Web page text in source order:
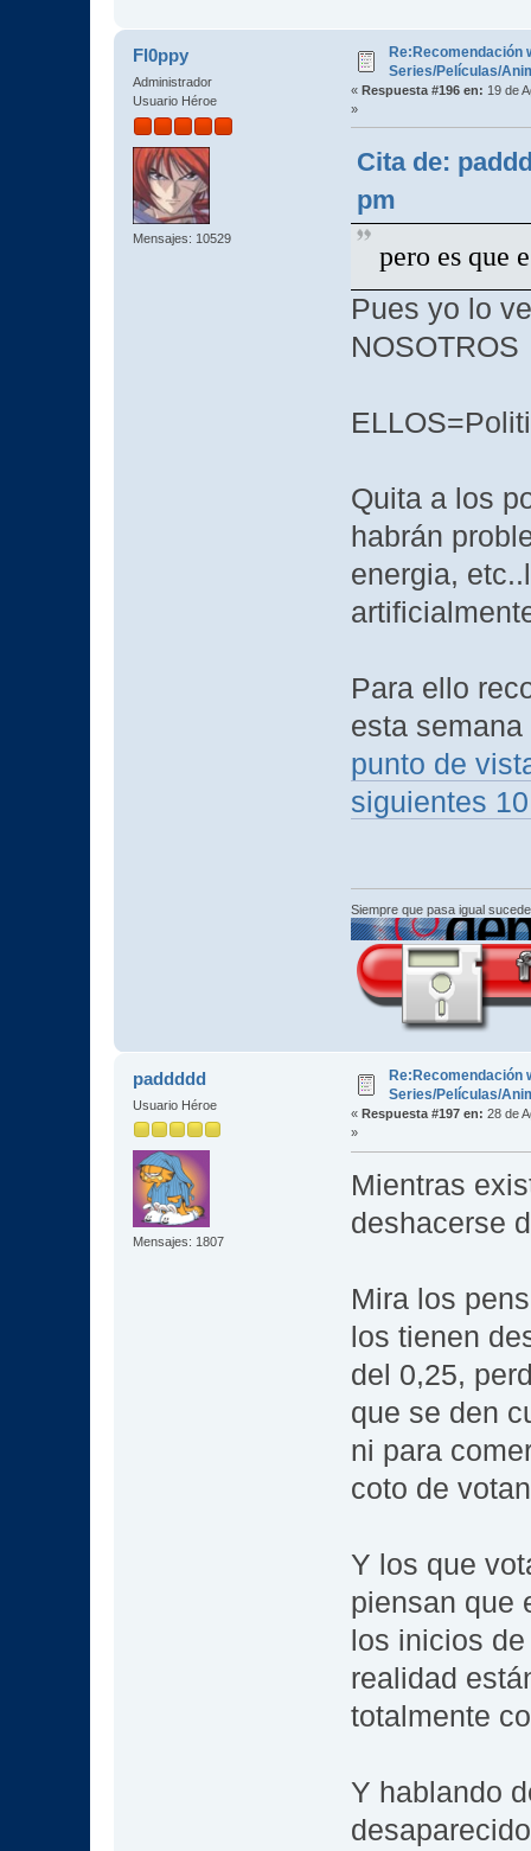
Fl0ppy
Administrador
Usuario Héroe
Mensajes: 10529
Re:Recomendación
Series/Películas/
« Respuesta #196 en: 19 de
»
Cita de:
pm
pero es que
Pues yo lo
NOSOTROS
Quita a los
habrán
energia,
Para ello
esta
punto de
siguientes
Siempre que pasa igual
paddddd
Usuario Héroe
Mensajes: 1807
Re:Recomendación
Series/Películas/
« Respuesta #197 en: 28 de
»
Mientras
deshacerse
Mira los
los tienen
del 0,25,
que se den
ni para
coto de
Y los que
piensan que
los inicios
realidad
totalmente
Y hablando